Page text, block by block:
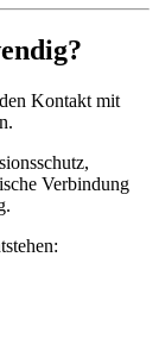
Kontakt mit
Verbindung